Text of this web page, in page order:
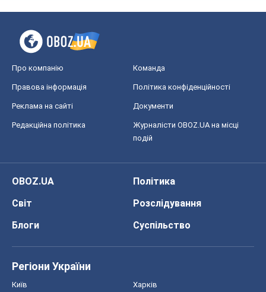
Про компанію Команда
Правова інформація Політика конфіденційності
Реклама на сайті Документи
Редакційна політика
Журналісти OBOZ.UA на місці
подій
OBOZ.UA
Політика
Світ
Розслідування
Блоги
Суспільство
Регіони України
Київ Харків